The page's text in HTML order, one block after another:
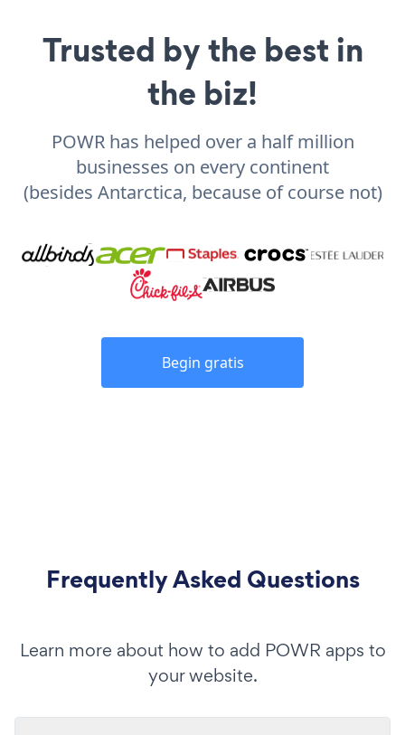
Trusted by the best in
the biz!
POWR has helped over a half million
businesses on every continent
(besides Antarctica, because of course not)
Begin gratis
Frequently Asked Questions
Learn more about how to add POWR apps to
your website.